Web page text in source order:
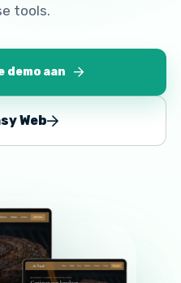
tools.
demo aan
Web